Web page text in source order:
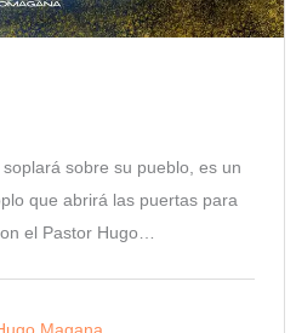
sobre su pueblo, es un
que abrirá las puertas para
el Pastor Hugo…